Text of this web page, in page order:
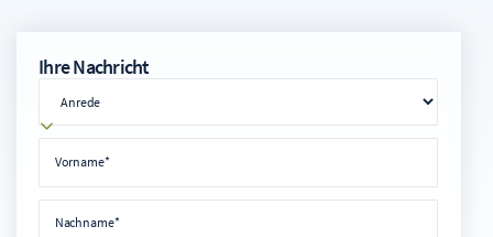
Ihre Nachricht
Vorname*
Nachname*